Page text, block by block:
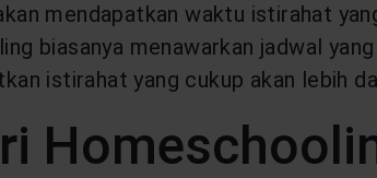
mendapatkan waktu istirahat
biasanya menawarkan jadwal
istirahat yang cukup akan lebih